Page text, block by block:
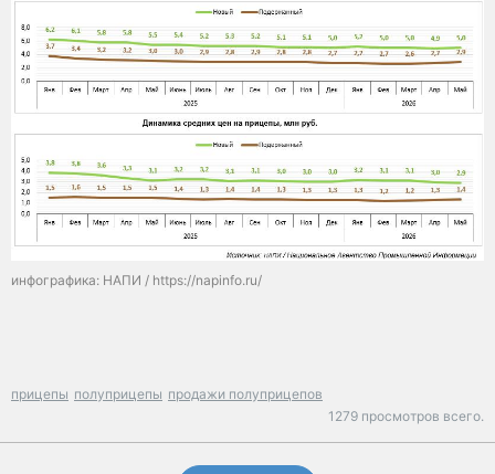
инфографика: НАПИ / https://napinfo.ru/
прицепы полуприцепы продажи полуприцепов
1279 просмотров всего.